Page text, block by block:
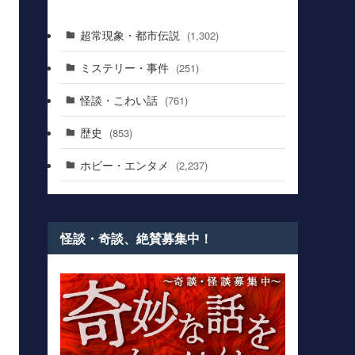
超常現象・都市伝説 (1,302)
ミステリー・事件 (251)
怪談・こわい話 (761)
歴史 (853)
ホビー・エンタメ (2,237)
怪談・奇談、絶賛募集中！